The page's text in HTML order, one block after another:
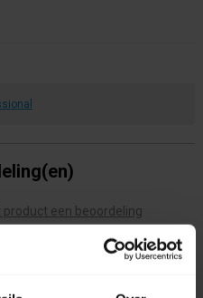
een beoordeling